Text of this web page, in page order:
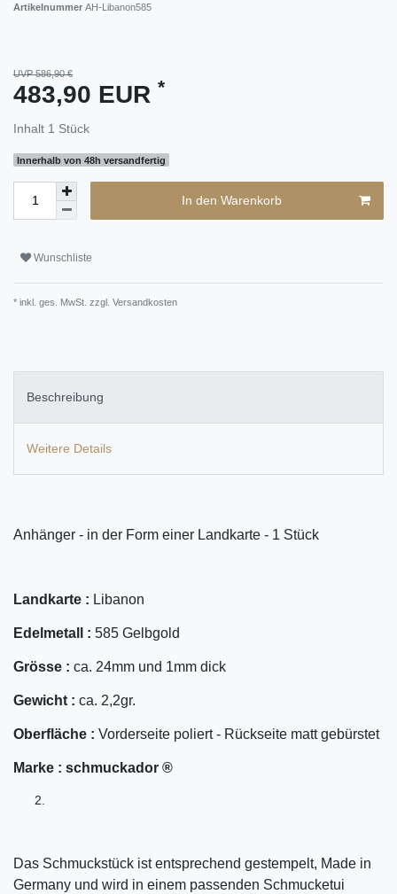
Artikelnummer AH-Libanon585
UVP 586,90 €
483,90 EUR *
Inhalt 1 Stück
Innerhalb von 48h versandfertig
In den Warenkorb
Wunschliste
* inkl. ges. MwSt. zzgl. Versandkosten
Beschreibung
Weitere Details
Anhänger - in der Form einer Landkarte - 1 Stück
Landkarte : Libanon
Edelmetall : 585 Gelbgold
Grösse : ca. 24mm und 1mm dick
Gewicht : ca. 2,2gr.
Oberfläche : Vorderseite poliert - Rückseite matt gebürstet
Marke : schmuckador ®
Das Schmuckstück ist entsprechend gestempelt, Made in
Germany und wird in einem passenden Schmucketui